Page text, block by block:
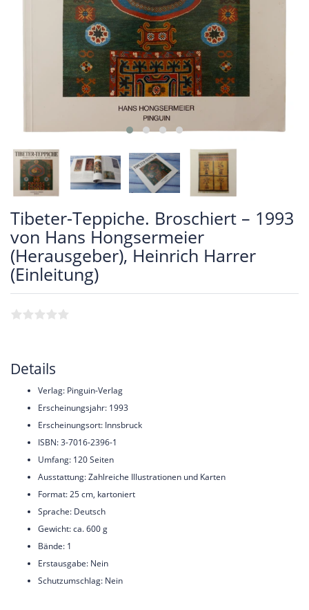
Tibeter-Teppiche. Broschiert – 1993
von Hans Hongsermeier
(Herausgeber), Heinrich Harrer
(Einleitung)
Details
Verlag: Pinguin-Verlag
Erscheinungsjahr: 1993
Erscheinungsort: Innsbruck
ISBN: 3-7016-2396-1
Umfang: 120 Seiten
Ausstattung: Zahlreiche Illustrationen und Karten
Format: 25 cm, kartoniert
Sprache: Deutsch
Gewicht: ca. 600 g
Bände: 1
Erstausgabe: Nein
Schutzumschlag: Nein